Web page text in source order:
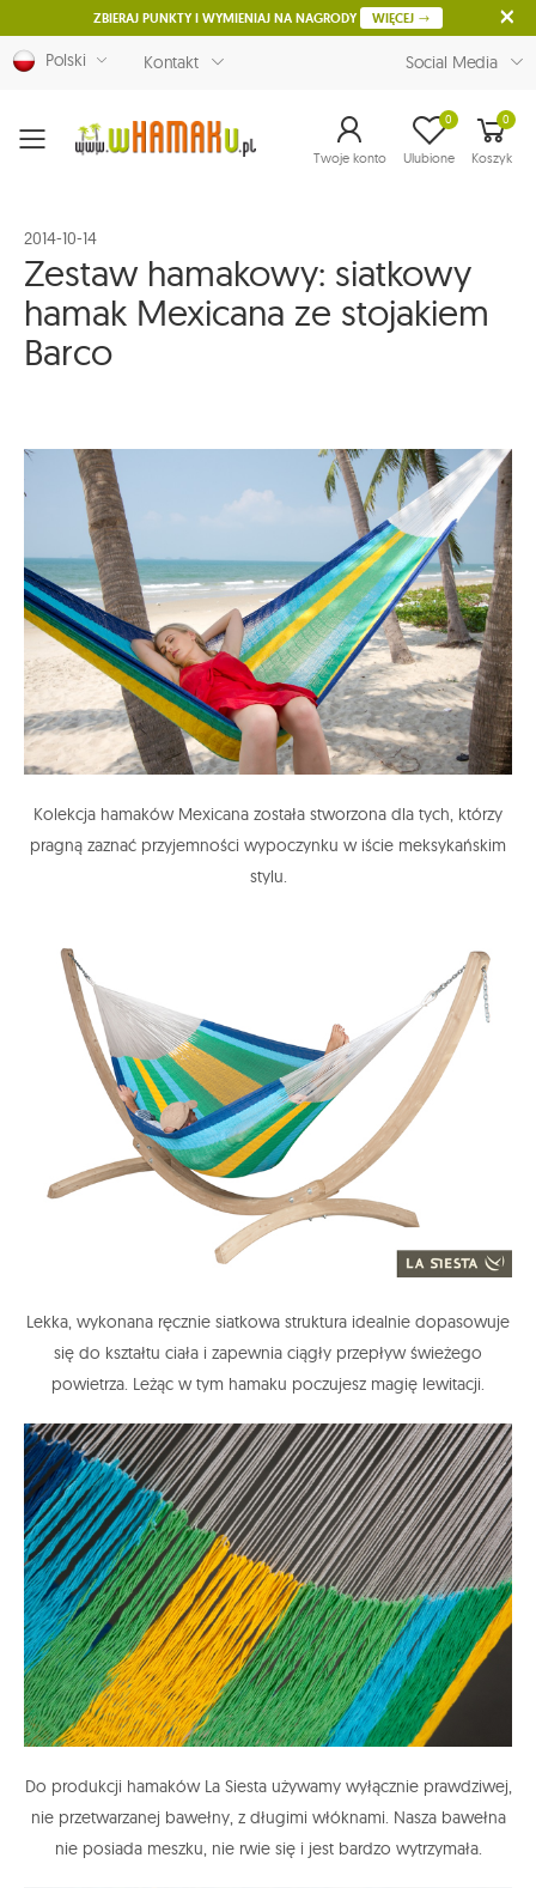
ZBIERAJ PUNKTY I WYMIENIAJ NA NAGRODY WIĘCEJ
Polski Kontakt Social Media
Menu Twoje konto Ulubione
0 0
Koszyk
2014-10-14
Zestaw hamakowy: siatkowy
hamak Mexicana ze stojakiem
Barco
Kolekcja hamaków Mexicana została stworzona dla tych, którzy
pragną zaznać przyjemności wypoczynku w iście meksykańskim
stylu.
Lekka, wykonana ręcznie siatkowa struktura idealnie dopasowuje
się do kształtu ciała i zapewnia ciągły przepływ świeżego
powietrza. Leżąc w tym hamaku poczujesz magię lewitacji.
Do produkcji hamaków La Siesta używamy wyłącznie prawdziwej,
nie przetwarzanej bawełny, z długimi włóknami. Nasza bawełna
nie posiada meszku, nie rwie się i jest bardzo wytrzymała.